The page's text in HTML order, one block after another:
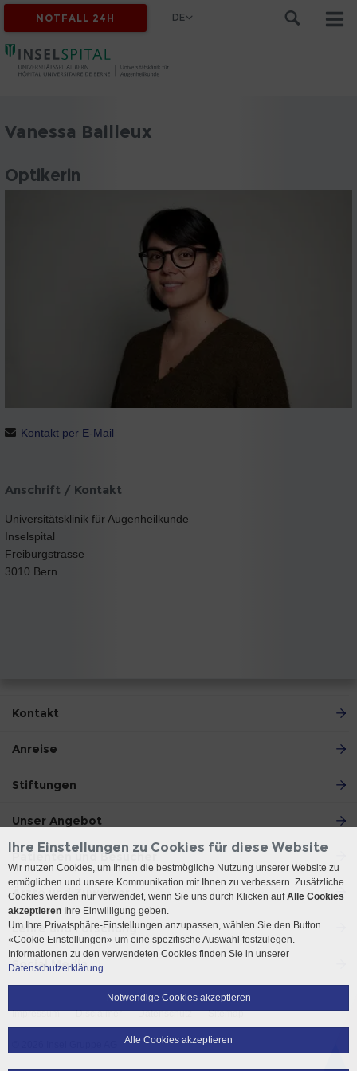
NOTFALL 24H DE
Vanessa Bailleux
Optikerin
Kontakt per E-Mail
Anschrift / Kontakt
Universitätsklinik für Augenheilkunde
Inselspital
Freiburgstrasse
3010 Bern
Kontakt
Anreise
Stiftungen
Unser Angebot
Patienten und Besucher
Ärzte und Zuweiser
Lehre und Forschung
Social Media
Impressum Disclaimer Datenschutz Sitemap
Ihre Einstellungen zu Cookies für diese Website
Wir nutzen Cookies, um Ihnen die bestmögliche Nutzung unserer Website zu
ermöglichen und unsere Kommunikation mit Ihnen zu verbessern. Zusätzliche
Cookies werden nur verwendet, wenn Sie uns durch Klicken aufAlle Cookies
akzeptieren Ihre Einwilligung geben.
Um Ihre Privatsphäre-Einstellungen anzupassen, wählen Sie den Button
«Cookie Einstellungen» um eine spezifische Auswahl festzulegen.
Informationen zu den verwendeten Cookies finden Sie in unserer
Datenschutzerklärung.
Notwendige Cookies akzeptieren
Alle Cookies akzeptieren